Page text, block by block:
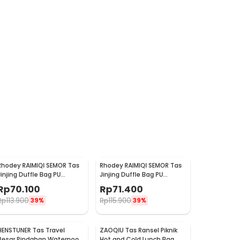
RAIMIQI SEMOR Tas
Duffle Bag PU
- C01
70.100
113.900 39%
Rhodey RAIMIQI SEMOR Tas
Jinjing Duffle Bag PU
Beige Bear - C01
Rp71.400
Rp115.90039%
Tas Travel
ZAOQIU Tas Ransel Piknik